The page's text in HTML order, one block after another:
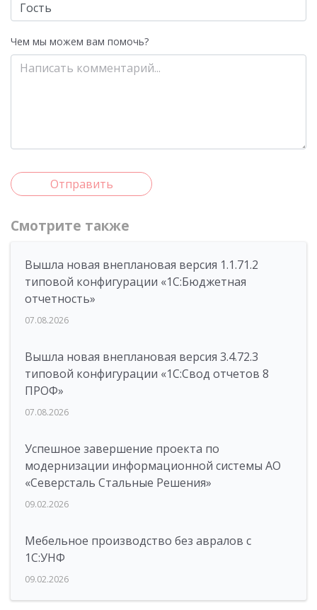
Чем мы можем вам помочь?
Отправить
Смотрите также
Вышла новая внеплановая версия 1.1.71.2
типовой конфигурации «1C:Бюджетная
отчетность»
07.08.2026
Вышла новая внеплановая версия 3.4.72.3
типовой конфигурации «1C:Свод отчетов 8
ПРОФ»
07.08.2026
Успешное завершение проекта по
модернизации информационной системы АО
«Северсталь Стальные Решения»
09.02.2026
Мебельное производство без авралов с
1С:УНФ
09.02.2026